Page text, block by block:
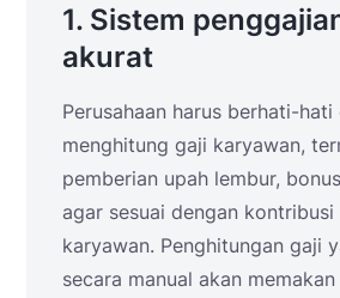
1. Sistem
akurat
Perusahaan harus berhati-hati
menghitung gaji karyawan,
pemberian upah lembur,
agar sesuai dengan kontribusi
karyawan. Penghitungan gaji
secara manual akan